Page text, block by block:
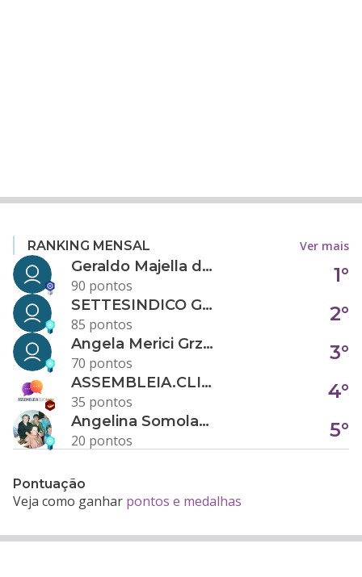
RANKING MENSAL Ver mais
Geraldo Majella da Silva
90 pontos
1°
SETTESINDICO GOVERNANÇA CONDOMINIAL
85 pontos
2°
Angela Merici Grzybowski
70 pontos
3°
ASSEMBLEIA.CLICK
35 pontos
4°
Angelina Somolanji R. Oliveira
20 pontos
5°
Pontuação
Veja como ganhar pontos e medalhas